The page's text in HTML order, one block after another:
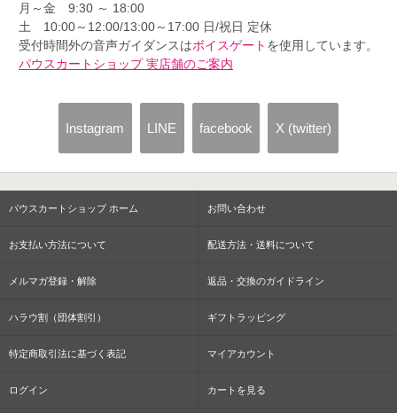
月～金 9:30 ～ 18:00
土 10:00～12:00/13:00～17:00 日/祝日 定休
受付時間外の音声ガイダンスはボイスゲート を使用しています。
パウスカートショップ 実店舗のご案内
Instagram LINE facebook X (twitter)
パウスカートショップ ホーム お問い合わせ
お支払い方法について 配送方法・送料について
メルマガ登録・解除 返品・交換のガイドライン
ハラウ割（団体割引） ギフトラッピング
特定商取引法に基づく表記 マイアカウント
ログイン カートを見る